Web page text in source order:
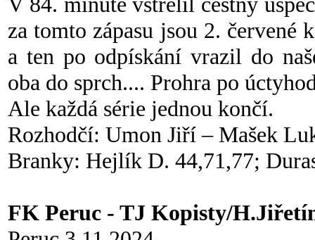
za tomto zápasu jsou 2.
a ten po odpískání vrazil do
oba do sprch.... Prohra po
Ale každá série jednou končí.
Rozhodčí: Umon Jiří – Mašek
Branky: Hejlík D. 44,71,77;
FK Peruc - TJ Kopisty/